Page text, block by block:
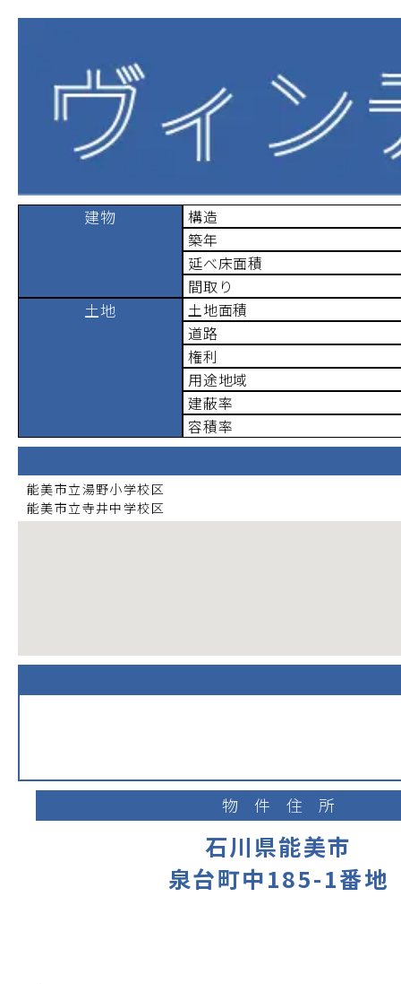
建物
構造
築年
延べ床面積
間取り
土地
土地面積
道路
権利
用途地域
建蔽率
容積率
能美市立湯野小学校区
能美市立寺井中学校区
物件住所
石川県能美市
泉台町中185-1番地